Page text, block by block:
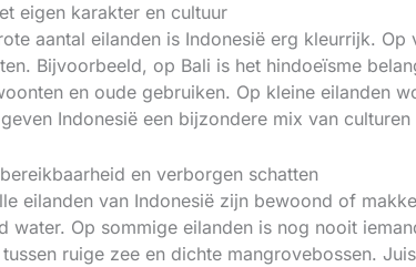
eigen karakter en cultuur
aantal eilanden is Indonesië erg kleurrijk.
Bijvoorbeeld, op Bali is het hindoeïsme
en oude gebruiken. Op kleine eilanden
Indonesië een bijzondere mix van culturen
en verborgen schatten
eilanden van Indonesië zijn bewoond of
water. Op sommige eilanden is nog nooit
ruige zee en dichte mangrovebossen.